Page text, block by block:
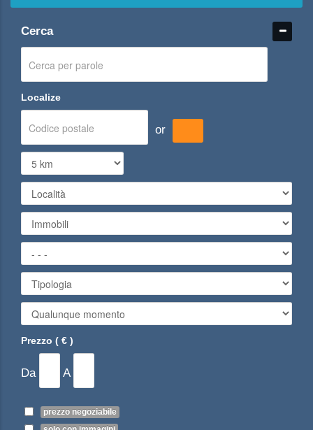
Cerca
Localize
or
Prezzo ( € )
Da A
prezzo negoziabile